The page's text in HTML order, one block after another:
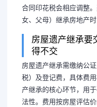
合同印花税会相应调整
女、父母）继承房地产时
房屋遗产继承要
得不交
房屋遗产继承需缴纳公
税）及登记费，具体费
产继承的核心环节，用
法性。费用按房屋评估